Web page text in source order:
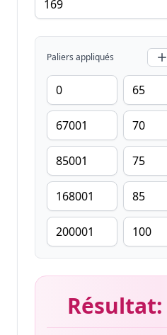
Paliers appliqués
Résultat: